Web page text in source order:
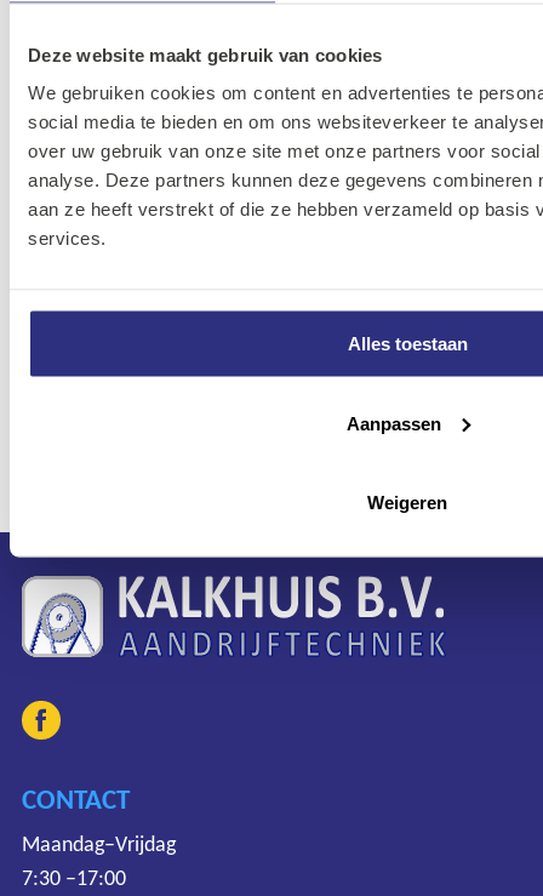
Deze website maakt gebruik van cookies
We gebruiken cookies om content en advertenties te
social media te bieden en om ons websiteverkeer te
over uw gebruik van onze site met onze partners voor
analyse. Deze partners kunnen deze gegevens combineren
aan ze heeft verstrekt of die ze hebben verzameld op basis
services.
Alles toestaan
Aanpassen
Weigeren
60x90x20mm
37820-
8715492771896
Stelring elvz
6x12x8mm
D705A/916
19B-
37820-
060001
8715492771711
D705A/916
700001
Stelring elvz
19B-
CONTACT
Maandag–Vrijdag
7:30 –17:00